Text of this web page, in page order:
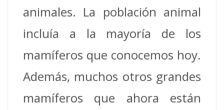
animales. La población animal
incluía a la mayoría de los
mamíferos que conocemos hoy.
Además, muchos otros grandes
mamíferos que ahora están